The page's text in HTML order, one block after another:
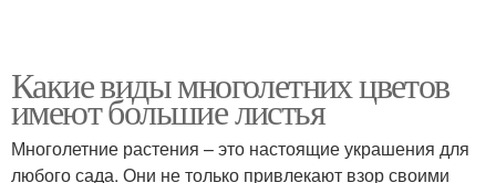
Какие виды многолетних цветов
имеют большие листья
Многолетние растения – это настоящие украшения для
любого сада. Они не только привлекают взор своими